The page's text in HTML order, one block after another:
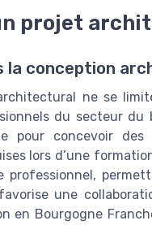
projet
la conception
ne se
du secteur
pour concevoir
lors d’une
une
Bourgogne